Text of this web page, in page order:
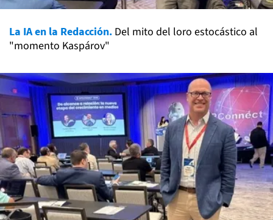
La IA en la Redacción. Del mito del loro estocástico al
"momento Kaspárov"